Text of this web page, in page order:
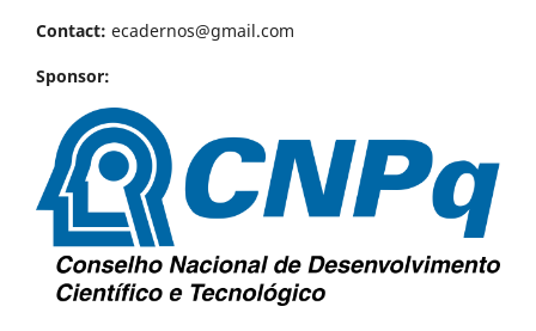
Contact: ecadernos@gmail.com
Sponsor: